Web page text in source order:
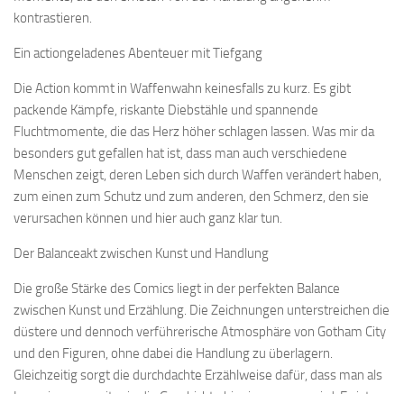
kontrastieren.
Ein actiongeladenes Abenteuer mit Tiefgang
Die Action kommt in Waffenwahn keinesfalls zu kurz. Es gibt
packende Kämpfe, riskante Diebstähle und spannende
Fluchtmomente, die das Herz höher schlagen lassen. Was mir da
besonders gut gefallen hat ist, dass man auch verschiedene
Menschen zeigt, deren Leben sich durch Waffen verändert haben,
zum einen zum Schutz und zum anderen, den Schmerz, den sie
verursachen können und hier auch ganz klar tun.
Der Balanceakt zwischen Kunst und Handlung
Die große Stärke des Comics liegt in der perfekten Balance
zwischen Kunst und Erzählung. Die Zeichnungen unterstreichen die
düstere und dennoch verführerische Atmosphäre von Gotham City
und den Figuren, ohne dabei die Handlung zu überlagern.
Gleichzeitig sorgt die durchdachte Erzählweise dafür, dass man als